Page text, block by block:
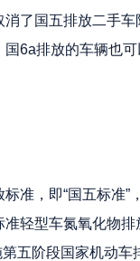
了国五排放二手
6a排放的车辆也
准，即“国五标准
轻型车氮氧化物
五阶段国家机动车